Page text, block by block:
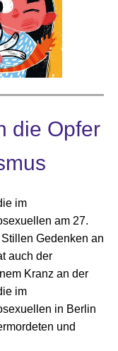
die Opfer
im
am 27.
Gedenken an
auch der
Kranz an der
im
in Berlin
und